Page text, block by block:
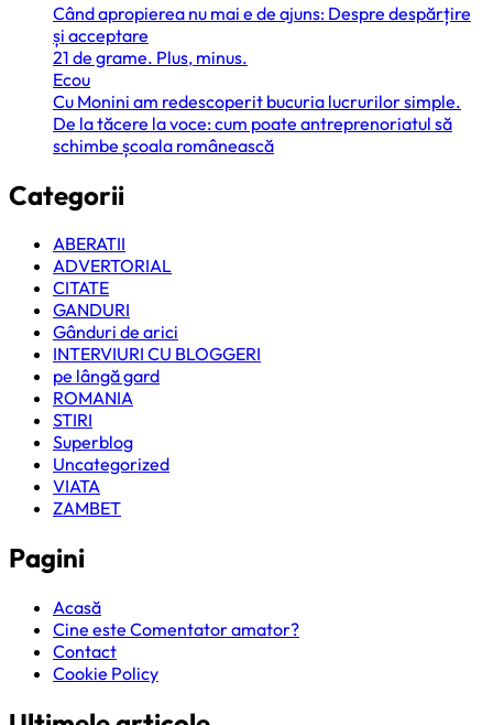
Când apropierea nu mai e de ajuns: Despre despărțire
și acceptare
21 de grame. Plus, minus.
Ecou
Cu Monini am redescoperit bucuria lucrurilor simple.
De la tăcere la voce: cum poate antreprenoriatul să
schimbe școala românească
Categorii
ABERATII
ADVERTORIAL
CITATE
GANDURI
Gânduri de arici
INTERVIURI CU BLOGGERI
pe lângă gard
ROMANIA
STIRI
Superblog
Uncategorized
VIATA
ZAMBET
Pagini
Acasă
Cine este Comentator amator?
Contact
Cookie Policy